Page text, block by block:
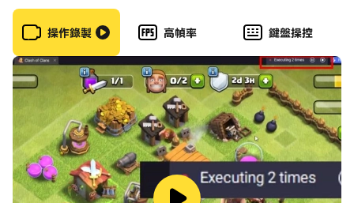
的體驗感。
3、這款遊戲的玩法也是非常簡單的，你可以在遊戲中獲得
不同的體驗。
4、整個遊戲的過程也是非常解壓的，也會給玩家帶來很大
的成就感哦。
收納達人最新版看點
操作錄製 高幀率 鍵盤操控